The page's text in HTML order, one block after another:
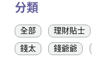
分類
全部 理財貼士
錢太
錢爺爺